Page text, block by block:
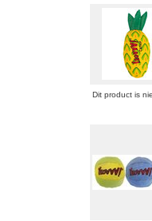
Dit product is